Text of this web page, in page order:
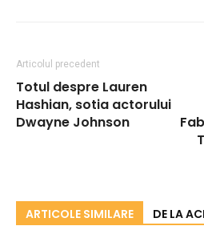
Articolul precedent
Totul despre Lauren
Hashian, sotia actorului
Dwayne Johnson
ARTICOLE SIMILARE DE LA